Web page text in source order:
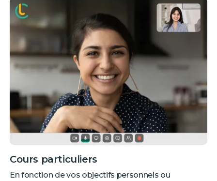
Cours particuliers
En fonction de vos objectifs personnels ou